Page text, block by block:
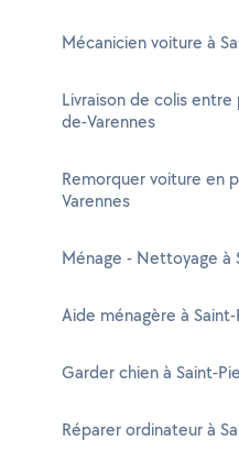
Mécanicien voiture à
Livraison de colis
de-Varennes
Remorquer voiture en
Varennes
Ménage - Nettoyage à
Aide ménagère à
Garder chien à Saint-
Réparer ordinateur à